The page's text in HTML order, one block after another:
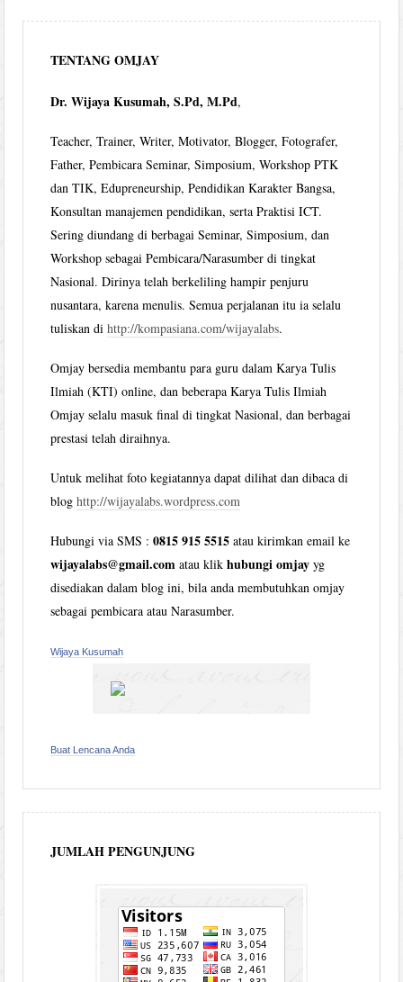
TENTANG OMJAY
Dr. Wijaya Kusumah, S.Pd, M.Pd,
Teacher, Trainer, Writer, Motivator, Blogger, Fotografer,
Father, Pembicara Seminar, Simposium, Workshop PTK
dan TIK, Edupreneurship, Pendidikan Karakter Bangsa,
Konsultan manajemen pendidikan, serta Praktisi ICT.
Sering diundang di berbagai Seminar, Simposium, dan
Workshop sebagai Pembicara/Narasumber di tingkat
Nasional. Dirinya telah berkeliling hampir penjuru
nusantara, karena menulis. Semua perjalanan itu ia selalu
tuliskan dihttp://kompasiana.com/wijayalabs.
Omjay bersedia membantu para guru dalam Karya Tulis
Ilmiah (KTI) online, dan beberapa Karya Tulis Ilmiah
Omjay selalu masuk final di tingkat Nasional, dan berbagai
prestasi telah diraihnya.
Untuk melihat foto kegiatannya dapat dilihat dan dibaca di
bloghttp://wijayalabs.wordpress.com
Hubungi via SMS :0815 915 5515 atau kirimkan email ke
wijayalabs@gmail.com atau klikhubungi omjay yg
disediakan dalam blog ini, bila anda membutuhkan omjay
sebagai pembicara atau Narasumber.
Wijaya Kusumah
Buat Lencana Anda
JUMLAH PENGUNJUNG